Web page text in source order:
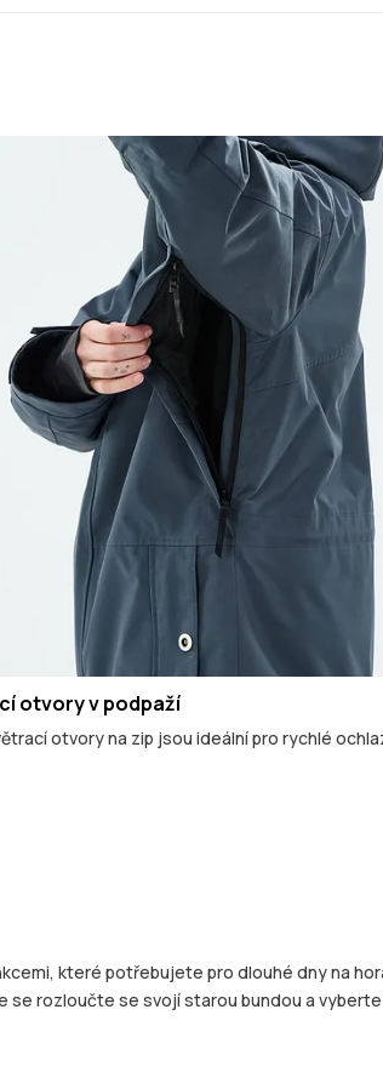
otvory v podpaží
otvory na zip jsou ideální pro rychlé
které potřebujete pro dlouhé dny na
rozloučte se svojí starou bundou a